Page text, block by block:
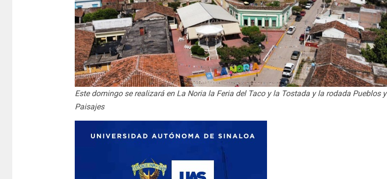
Este domingo se realizará en La Noria la Feria del Taco y la Tostada y la rodada Pueblos y
Paisajes